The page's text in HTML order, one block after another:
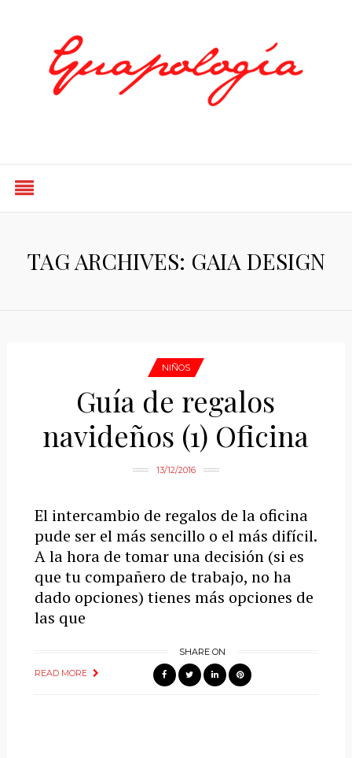
TAG ARCHIVES: GAIA DESIGN
NIÑOS
Guía de regalos
navideños (1) Oficina
13/12/2016
El intercambio de regalos de la oficina
pude ser el más sencillo o el más difícil.
A la hora de tomar una decisión (si es
que tu compañero de trabajo, no ha
dado opciones) tienes más opciones de
las que
READ MORE
SHARE ON